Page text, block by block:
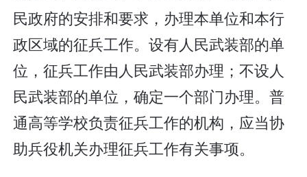
民政府的安排和要求，办理本单位和本行
政区域的征兵工作。设有人民武装部的单
位，征兵工作由人民武装部办理；不设人
民武装部的单位，确定一个部门办理。普
通高等学校负责征兵工作的机构，应当协
助兵役机关办理征兵工作有关事项。